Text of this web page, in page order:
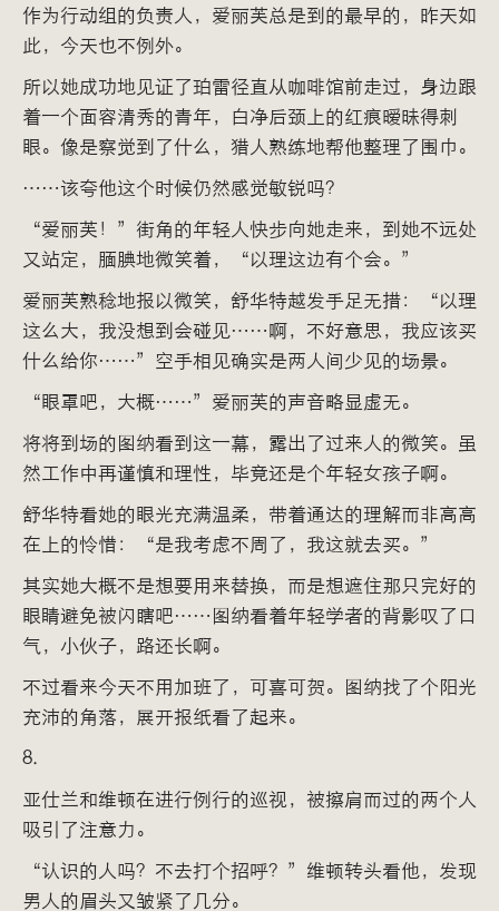
作为行动组的负责人，爱丽芙总是到的最早的，昨天如
此，今天也不例外。
所以她成功地见证了珀雷径直从咖啡馆前走过，身边跟
着一个面容清秀的青年，白净后颈上的红痕暧昧得刺
眼。像是察觉到了什么，猎人熟练地帮他整理了围巾。
……该夸他这个时候仍然感觉敏锐吗？
“爱丽芙！”街角的年轻人快步向她走来，到她不远处
又站定，腼腆地微笑着，“以理这边有个会。”
爱丽芙熟稔地报以微笑，舒华特越发手足无措：“以理
这么大，我没想到会碰见……啊，不好意思，我应该买
什么给你……”空手相见确实是两人间少见的场景。
“眼罩吧，大概……”爱丽芙的声音略显虚无。
将将到场的图纳看到这一幕，露出了过来人的微笑。虽
然工作中再谨慎和理性，毕竟还是个年轻女孩子啊。
舒华特看她的眼光充满温柔，带着通达的理解而非高高
在上的怜惜：“是我考虑不周了，我这就去买。”
其实她大概不是想要用来替换，而是想遮住那只完好的
眼睛避免被闪瞎吧……图纳看着年轻学者的背影叹了口
气，小伙子，路还长啊。
不过看来今天不用加班了，可喜可贺。图纳找了个阳光
充沛的角落，展开报纸看了起来。
8.
亚仕兰和维顿在进行例行的巡视，被擦肩而过的两个人
吸引了注意力。
“认识的人吗？不去打个招呼？”维顿转头看他，发现
男人的眉头又皱紧了几分。